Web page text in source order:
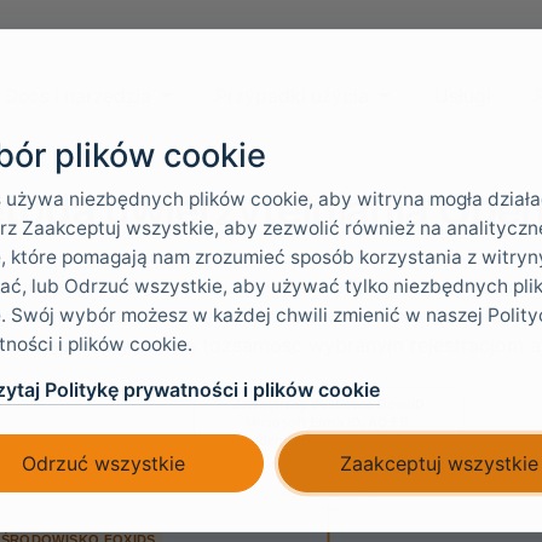
uwierzytelniania
uwierzytelnianiaOpenID Connectw FoxIDs łączy
Provider (IdP). Zewnętrzny dostawca uwierzytelnia
wynikową tożsamość wybranym rejestracjom
plików cookie
używa niezbędnych plików cookie, aby witryna mogła
Zaakceptuj wszystkie, aby zezwolić również na
które pomagają nam zrozumieć sposób korzystania z
lub Odrzuć wszystkie, aby używać tylko niezbędnych
Swój wybór możesz w każdej chwili zmienić w naszej
i plików cookie.
Politykę prywatności i plików cookie
Odrzuć wszystkie Zaakceptuj wszystkie